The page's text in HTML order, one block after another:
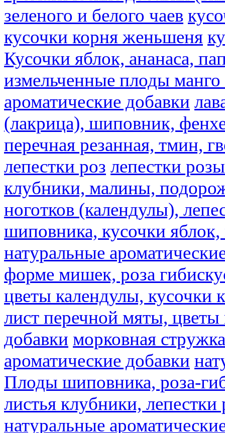
зеленого и белого чаев
кусочки корня женьшеня
Кусочки яблок, ананаса,
измельченные плоды
ароматические добавки
(лакрица), шиповник,
перечная резанная, тмин,
лепестки роз лепестки розы
клубники, малины,
ноготков (календулы),
шиповника, кусочки
натуральные
форме мишек, роза
цветы календулы, кусочки
лист перечной мяты,
добавки морковная стружка
ароматические добавки
Плоды шиповника, роза-
листья клубники,
натуральные